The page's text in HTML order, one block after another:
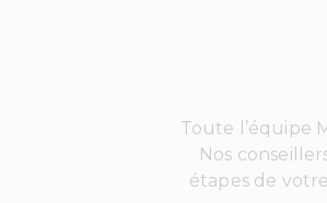
Toute l’équipe
Nos
étapes de